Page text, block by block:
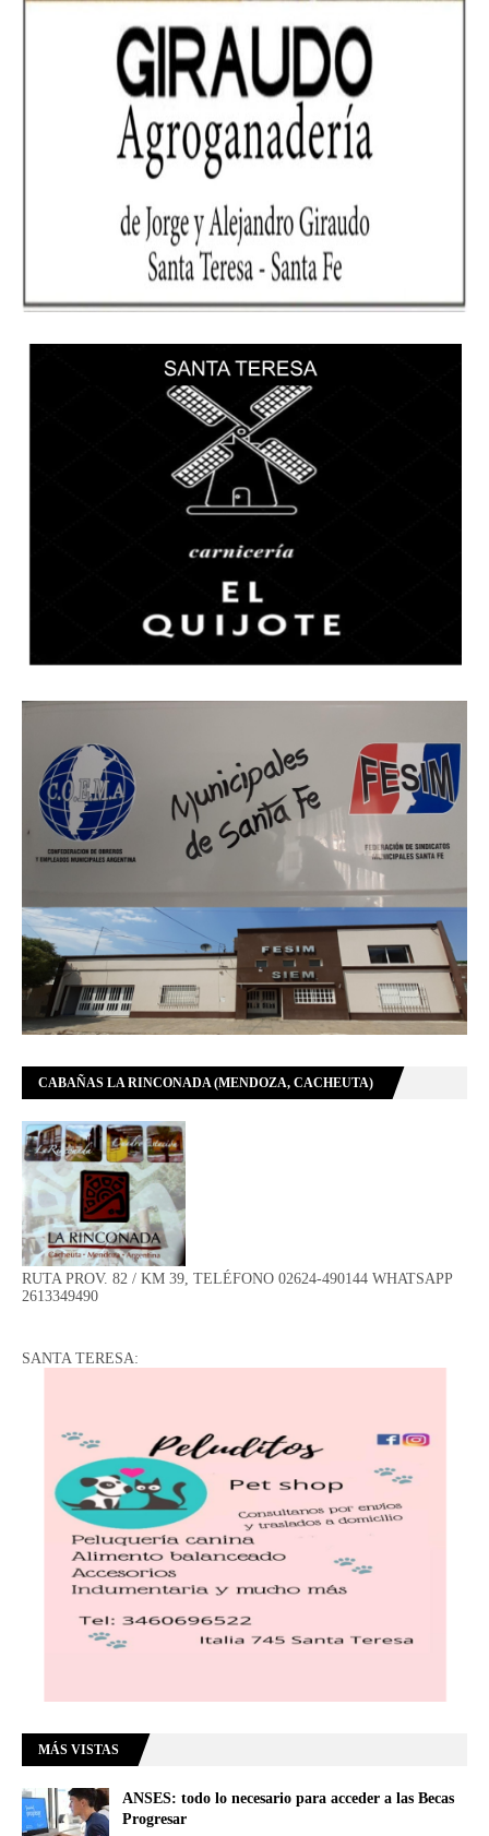
CABAÑAS LA RINCONADA (MENDOZA, CACHEUTA)
RUTA PROV. 82 / KM 39, TELÉFONO 02624-490144 WHATSAPP
2613349490
SANTA TERESA:
MÁS VISTAS
ANSES: todo lo necesario para acceder a las Becas
Progresar